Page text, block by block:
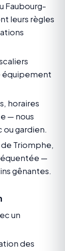
Faubourg-
leurs règles
équipement
horaires
— nous
ou gardien.
de Triomphe,
—
gênantes.
un
des